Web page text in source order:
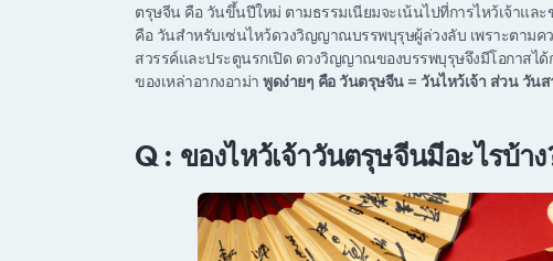
ตรุษจีน คือ วันขึ้นปีใหม่ ตามธรรมเนียมจะเน้นไปที่การไหว้เจ้าแล
คือ วันสำหรับเซ่นไหว้ดวงวิญญาณบรรพบุรุษผู้ล่วงลับ เพราะตามค
สวรรค์และประตูนรกเปิด ดวงวิญญาณของบรรพบุรุษจึงมีโอกาสไ
ของเหล่าอากงอาม่า พูดง่ายๆ คือ วันตรุษจีน = วันไหว้เจ้า ส่วน วัน
Q : ของไหว้เจ้าวันตรุษจีนมีอะไรบ้า